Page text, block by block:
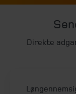
Direkte